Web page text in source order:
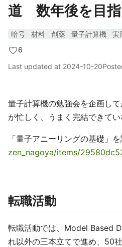
道 数年後を目指
暗号 材料 創薬 量子計算機
実
6
Last updated at 2024-10-20
量子計算機の勉強会を企画し
が忙しく、うまく完結できてい
「量子アニーリングの基礎」
zen_nagoya/items/
転職活動
転職活動では、Model Based
れ以外の三本立てで進め、50